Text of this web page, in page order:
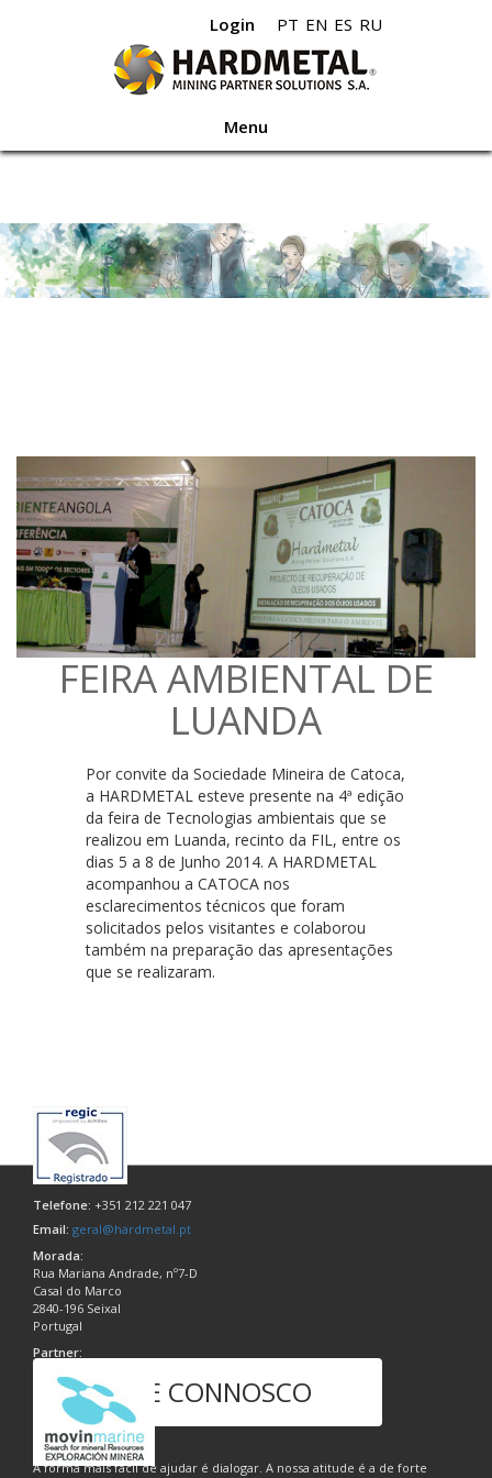
Menu
Quem Somos
Áreas de
Negócio
Média
Login PT EN ES RU
FEIRA AMBIENTAL DE
LUANDA
Por convite da Sociedade Mineira de Catoca,
a HARDMETAL esteve presente na 4ª edição
da feira de Tecnologias ambientais que se
realizou em Luanda, recinto da FIL, entre os
dias 5 a 8 de Junho 2014. A HARDMETAL
acompanhou a CATOCA nos
esclarecimentos técnicos que foram
solicitados pelos visitantes e colaborou
também na preparação das apresentações
que se realizaram.
FALE CONNOSCO
A forma mais fácil de ajudar é dialogar. A nossa atitude é a de forte
Telefone: +351 212 221 047
Email: geral@hardmetal.pt
Morada:
Rua Mariana Andrade, nº7-D
Casal do Marco
2840-196 Seixal
Portugal
Partner: